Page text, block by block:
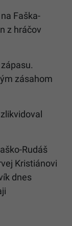
Faška-
z hráčov
zásahom
Rudáš
Kristiánovi
dnes